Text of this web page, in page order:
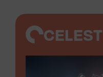
CELEST